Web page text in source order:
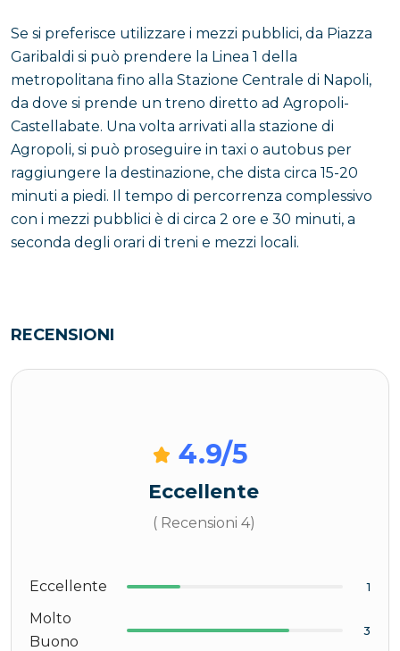
Se si preferisce utilizzare i mezzi pubblici, da Piazza
Garibaldi si può prendere la Linea 1 della
metropolitana fino alla Stazione Centrale di Napoli,
da dove si prende un treno diretto ad Agropoli-
Castellabate. Una volta arrivati alla stazione di
Agropoli, si può proseguire in taxi o autobus per
raggiungere la destinazione, che dista circa 15-20
minuti a piedi. Il tempo di percorrenza complessivo
con i mezzi pubblici è di circa 2 ore e 30 minuti, a
seconda degli orari di treni e mezzi locali.
RECENSIONI
4.9/5
Eccellente
( Recensioni 4)
Eccellente 1
Molto
Buono
3